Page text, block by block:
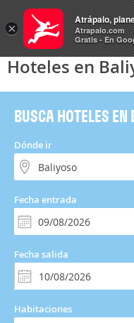
Hoteles
Hoteles en
BUSCA HOTELES EN
Dónde ir
Fecha entrada
Fecha salida
Habitaciones
×
Atrápalo,
Atrapalo.com
Gratis - En